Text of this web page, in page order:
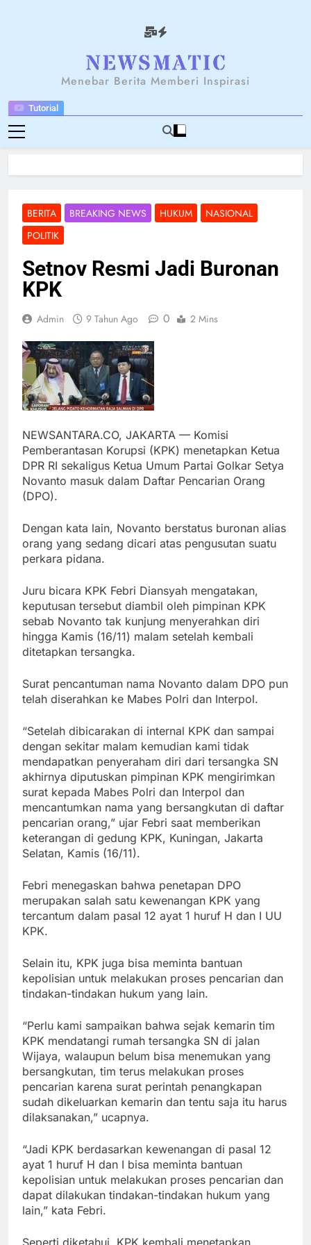
Tutorial
NEWSANTARA
Menebar Berita Memberi Inspirasi
BERITA BREAKING NEWS HUKUM
NASIONAL
POLITIK
Setnov Resmi Jadi Buronan
KPK
Admin 9 Tahun Ago 0 2 Mins
NEWSANTARA.CO, JAKARTA — Komisi
Pemberantasan Korupsi (KPK) menetapkan Ketua
DPR RI sekaligus Ketua Umum Partai Golkar Setya
Novanto masuk dalam Daftar Pencarian Orang
(DPO).
Dengan kata lain, Novanto berstatus buronan alias
orang yang sedang dicari atas pengusutan suatu
perkara pidana.
Juru bicara KPK Febri Diansyah mengatakan,
keputusan tersebut diambil oleh pimpinan KPK
sebab Novanto tak kunjung menyerahkan diri
hingga Kamis (16/11) malam setelah kembali
ditetapkan tersangka.
Surat pencantuman nama Novanto dalam DPO pun
telah diserahkan ke Mabes Polri dan Interpol.
“Setelah dibicarakan di internal KPK dan sampai
dengan sekitar malam kemudian kami tidak
mendapatkan penyeraham diri dari tersangka SN
akhirnya diputuskan pimpinan KPK mengirimkan
surat kepada Mabes Polri dan Interpol dan
mencantumkan nama yang bersangkutan di daftar
pencarian orang,” ujar Febri saat memberikan
keterangan di gedung KPK, Kuningan, Jakarta
Selatan, Kamis (16/11).
Febri menegaskan bahwa penetapan DPO
merupakan salah satu kewenangan KPK yang
tercantum dalam pasal 12 ayat 1 huruf H dan I UU
KPK.
Selain itu, KPK juga bisa meminta bantuan
kepolisian untuk melakukan proses pencarian dan
tindakan-tindakan hukum yang lain.
“Perlu kami sampaikan bahwa sejak kemarin tim
KPK mendatangi rumah tersangka SN di jalan
Wijaya, walaupun belum bisa menemukan yang
bersangkutan, tim terus melakukan proses
pencarian karena surat perintah penangkapan
sudah dikeluarkan kemarin dan tentu saja itu harus
dilaksanakan,” ucapnya.
“Jadi KPK berdasarkan kewenangan di pasal 12
ayat 1 huruf H dan I bisa meminta bantuan
kepolisian untuk melakukan proses pencarian dan
dapat dilakukan tindakan-tindakan hukum yang
lain,” kata Febri.
Seperti diketahui, KPK kembali menetapkan